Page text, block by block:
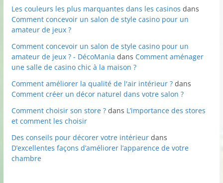
Les couleurs les plus marquantes dans les casinos dans
Comment concevoir un salon de style casino pour un
amateur de jeux ?
Comment concevoir un salon de style casino pour un
amateur de jeux ? - DécoMania dans Comment aménager
une salle de casino chic à la maison ?
Comment améliorer la qualité de l'air intérieur ?dans
Comment créer un décor naturel dans votre salon ?
Comment choisir son store ?dans L’importance des stores
et comment les choisir
Des conseils pour décorer votre intérieurdans
D’excellentes façons d’améliorer l’apparence de votre
chambre